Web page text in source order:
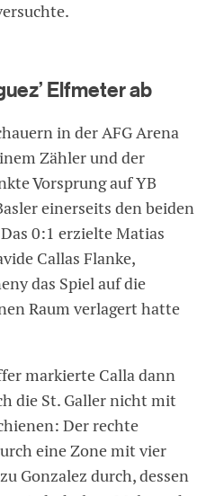
Elfmeter ab
in der AFG Arena
Zähler und der
Vorsprung auf YB
einerseits den beiden
0:1 erzielte Matias
Callas Flanke,
das Spiel auf die
Raum verlagert hatte
markierte Calla dann
die St. Galler nicht mit
Der rechte
eine Zone mit vier
Gonzalez durch, dessen